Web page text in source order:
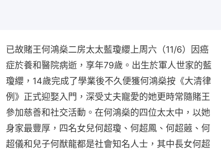
已故賭王何鴻燊二房太太藍瓊纓上周六（11/6）因癌
症於養和醫院病逝，享年79歲。出生於軍人世家的藍
瓊纓，14歲完成了學業後不久便獲何鴻燊按《大清律
例》正式迎娶入門，深受丈夫寵愛的她更時常隨賭王
參加慈善和社交活動。在何鴻燊的四位太太中，以她
身家最豐厚，四名女兒何超瓊、何超鳳、何超蕸、何
超儀和兒子何猷龍都是社會知名人士，其中長女何超